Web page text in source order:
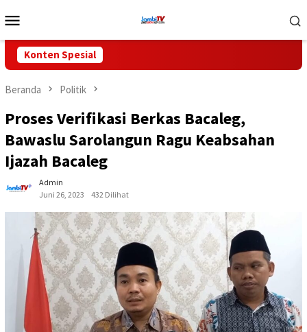
ke
Mobile
Konten Spesial
Beranda Politik
Proses Verifikasi Berkas Bacaleg,
Bawaslu Sarolangun Ragu Keabsahan
Ijazah Bacaleg
Admin
Juni 26, 2023
432 Dilihat